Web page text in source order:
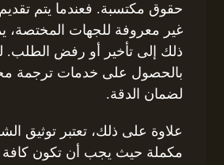
حقوق مكتسبة. فعندما يتم
غير معروفة للجهات المختصة،
ذلك إلى تأخير أو رفض الطلب.
بالحصول على خدمات ترجمة
لضمان الدقة.
علاوة على ذلك، تعتبر توثيق
مكملة حيث يجب أن تكون كافة